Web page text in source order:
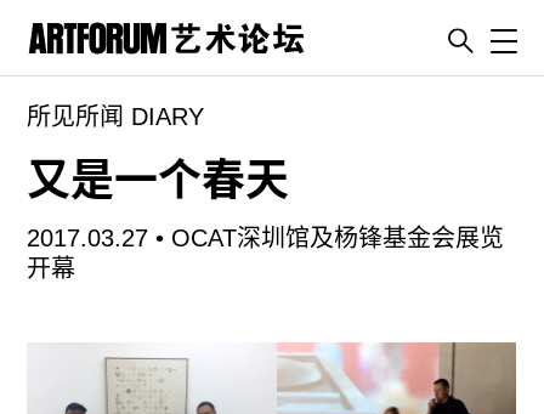
artguide
新闻
展评
杂志
ENGLISH
所见所闻 DIARY
又是一个春天
2017.03.27 • OCAT深圳馆及杨锋基金会展览
开幕